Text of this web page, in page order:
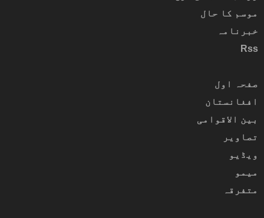
موسم کا حال
خبرنامہ
Rss
صفحہ اول
افغانستان
بین الاقوامی
تصاویر
ویڈیو
میمو
متفرقہ